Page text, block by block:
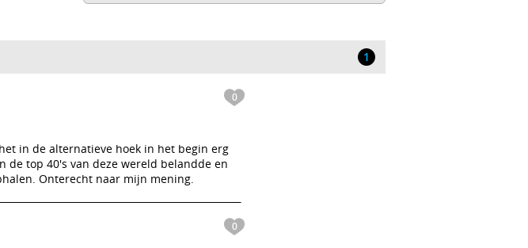
1
0
in de alternatieve hoek in het begin erg
de top 40's van deze wereld belandde en
Onterecht naar mijn mening.
0